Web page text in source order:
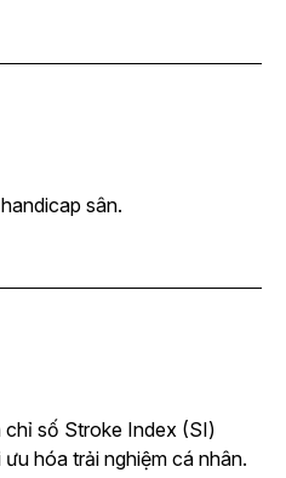
sân.
chỉ số Stroke Index (SI)
hóa trải nghiệm cá nhân.